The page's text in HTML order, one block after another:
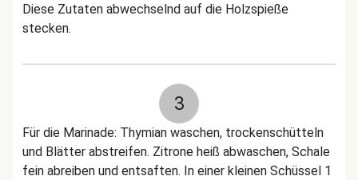
Diese Zutaten abwechselnd auf die Holzspieße
stecken.
3
Für die Marinade: Thymian waschen, trockenschütteln
und Blätter abstreifen. Zitrone heiß abwaschen, Schale
fein abreiben und entsaften. In einer kleinen Schüssel 1